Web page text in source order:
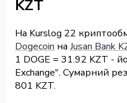
KZT
На Kurslog 22
Dogecoin на Jusan Bank
1 DOGE = 31.92 KZT -
Exchange". Сумарний
801 KZT.